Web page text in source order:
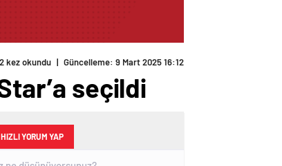
kez okundu | Güncelleme: 9 Mart 2025 16:12
seçildi
HIZLI YORUM YAP